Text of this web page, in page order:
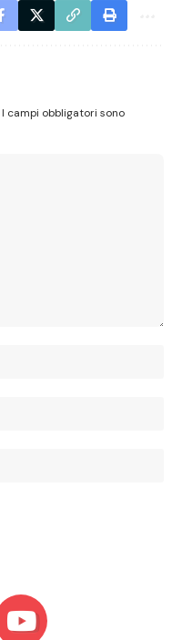
I campi obbligatori sono